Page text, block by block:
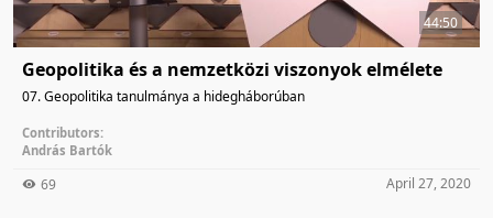
44:50
Geopolitika és a nemzetközi viszonyok elmélete
07. Geopolitika tanulmánya a hidegháborúban
Contributors:
András Bartók
69 April 27, 2020